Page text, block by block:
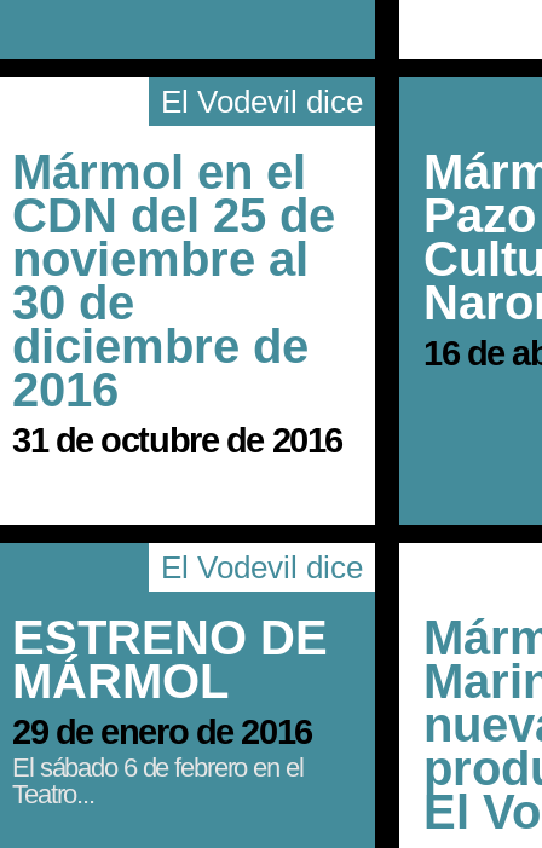
El Vodevil dice
Mármol en el
CDN del 25 de
noviembre al
30 de
diciembre de
2016
31 de octubre de 2016
16 de
El Vodevil dice
ESTRENO DE
MÁRMOL
29 de enero de 2016
El sábado 6 de febrero en el
Teatro...
El